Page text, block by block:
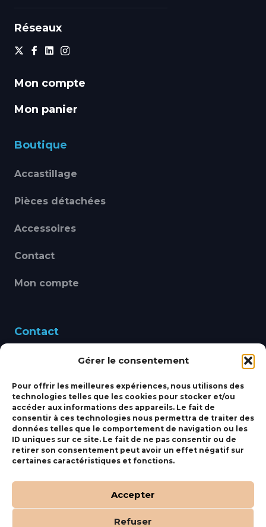
Gérer le consentement
Pour offrir les meilleures expériences, nous utilisons des
technologies telles que les cookies pour stocker et/ou
accéder aux informations des appareils. Le fait de
consentir à ces technologies nous permettra de traiter des
données telles que le comportement de navigation ou les
ID uniques sur ce site. Le fait de ne pas consentir ou de
retirer son consentement peut avoir un effet négatif sur
certaines caractéristiques et fonctions.
Accepter
Refuser
Réseaux
Mon compte
Mon panier
Boutique
Accastillage
Pièces détachées
Accessoires
Contact
Mon compte
Contact
460 Avenue Alain Le
bbsmarine@bbs-
marine.fr
Fixe:04 27 50 24 50
Mobile:06 69 44 48 83